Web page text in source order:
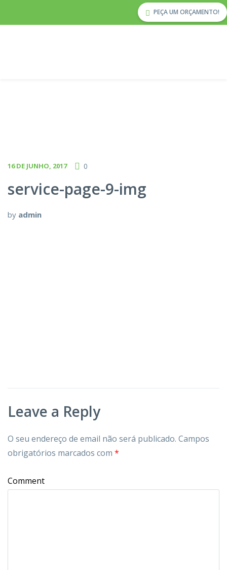
PEÇA UM ORÇAMENTO!
16 DE JUNHO, 2017 0
service-page-9-img
by admin
Leave a Reply
O seu endereço de email não será publicado. Campos
obrigatórios marcados com *
Comment